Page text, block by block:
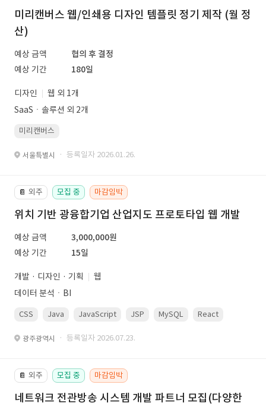
미리캔버스 웹/인쇄용 디자인 템플릿 정기 제작 (월 정
산)
예상 금액
협의 후 결정
예상 기간
180일
디자인
웹 외 1개
SaaSㆍ솔루션 외 2개
미리캔버스
서울특별시 · 등록일자 2026.01.26.
📔 외주 모집 중 마감임박
위치 기반 광융합기업 산업지도 프로토타입 웹 개발
예상 금액
3,000,000원
예상 기간
15일
개발 · 디자인 · 기획
웹
데이터 분석ㆍBI
CSS Java JavaScript JSP MySQL React
광주광역시 · 등록일자 2026.07.23.
📔 외주 모집 중 마감임박
네트워크 전관방송 시스템 개발 파트너 모집(다양한